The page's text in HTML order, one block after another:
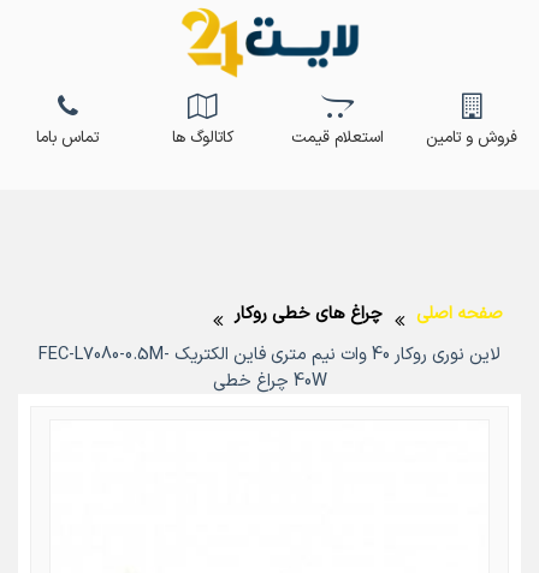
فروش و تامین استعلام قیمت کاتالوگ ها تماس باما
صفحه اصلی
چراغ های خطی روکار
لاین نوری روکار 40 وات نیم متری فاین الکتریک FEC-L7080-0.5M-
40W چراغ خطی